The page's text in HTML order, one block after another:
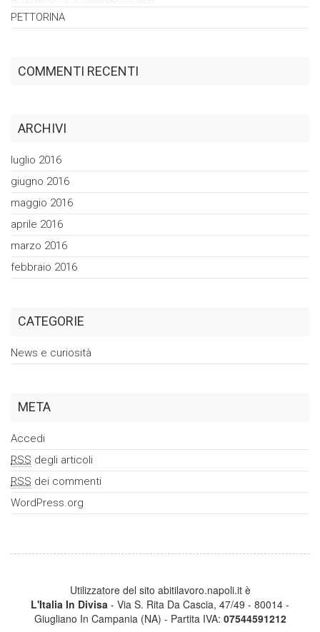
PETTORINA
COMMENTI RECENTI
ARCHIVI
luglio 2016
giugno 2016
maggio 2016
aprile 2016
marzo 2016
febbraio 2016
CATEGORIE
News e curiosità
META
Accedi
RSS degli articoli
RSS dei commenti
WordPress.org
Utilizzatore del sito abitilavoro.napoli.it è
L'Italia In Divisa - Via S. Rita Da Cascia, 47/49 - 80014 -
Giugliano In Campania (NA) - Partita IVA: 07544591212